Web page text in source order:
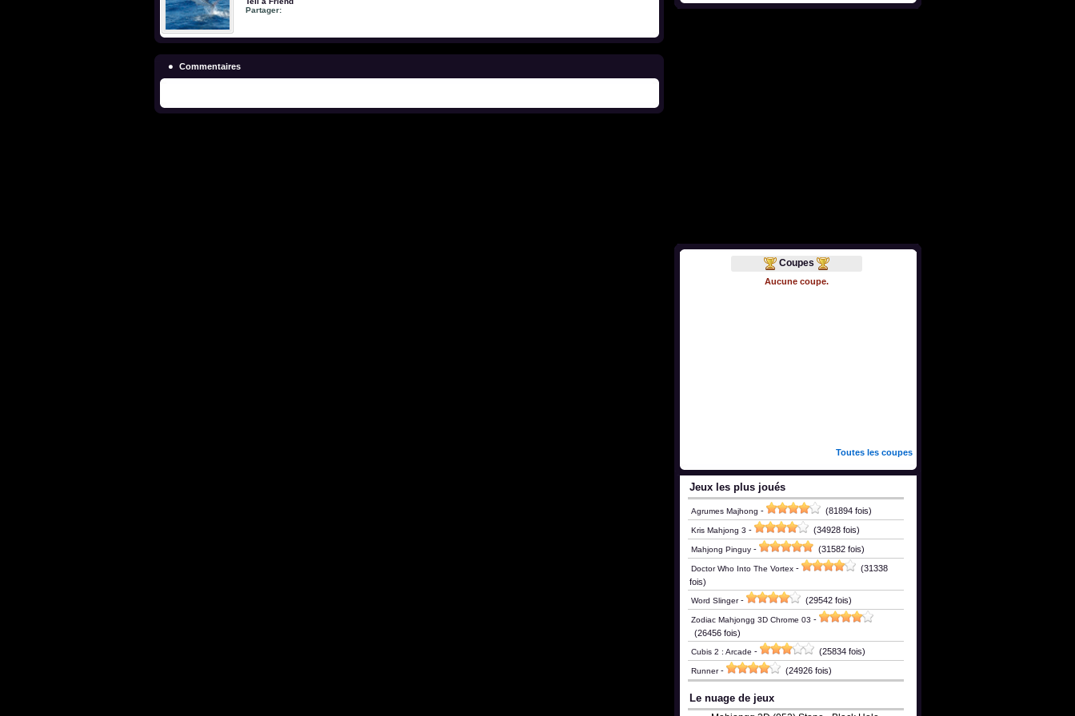
Partager:
Commentaires
Coupes
Aucune coupe.
Toutes les coupes
Jeux les plus joués
Agrumes Majhong - (81894 fois)
Kris Mahjong 3 - (34928 fois)
Mahjong Pinguy - (31582 fois)
Doctor Who Into The Vortex -
(31338
fois)
Word Slinger- (29542 fois)
Zodiac Mahjongg 3D Chrome 03 -
(26456 fois)
Cubis 2 : Arcade - (25834 fois)
Runner- (24926 fois)
Le nuage de jeux